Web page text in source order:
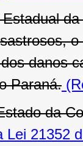
danos
Paraná.
da
Lei 21352